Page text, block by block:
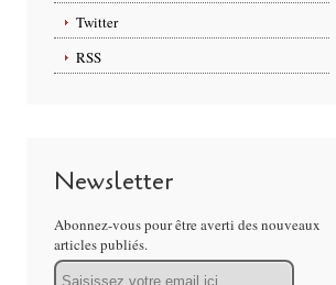
Twitter
RSS
Newsletter
Abonnez-vous pour être averti des nouveaux
articles publiés.
Email